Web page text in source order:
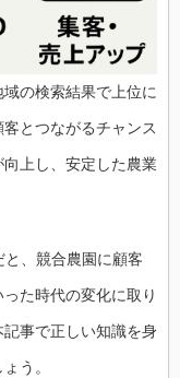
の検索結果で上位に
とつながるチャンス
上し、安定した農業
、競合農園に顧客
た時代の変化に取り
事で正しい知識を身
う。